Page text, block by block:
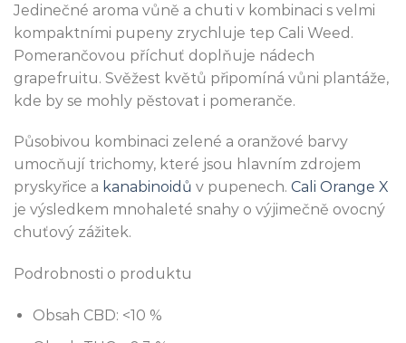
Jedinečné aroma vůně a chuti v kombinaci s velmi
kompaktními pupeny zrychluje tep Cali Weed.
Pomerančovou příchuť doplňuje nádech
grapefruitu. Svěžest květů připomíná vůni plantáže,
kde by se mohly pěstovat i pomeranče.
Působivou kombinaci zelené a oranžové barvy
umocňují trichomy, které jsou hlavním zdrojem
pryskyřice a kanabinoidů v pupenech. Cali Orange X
je výsledkem mnohaleté snahy o výjimečně ovocný
chuťový zážitek.
Podrobnosti o produktu
Obsah CBD: <10 %